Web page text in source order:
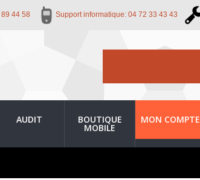
44 58 Support informatique: 04 72 33 43 43
AUDIT BOUTIQUE
MOBILE
MON COMPTE